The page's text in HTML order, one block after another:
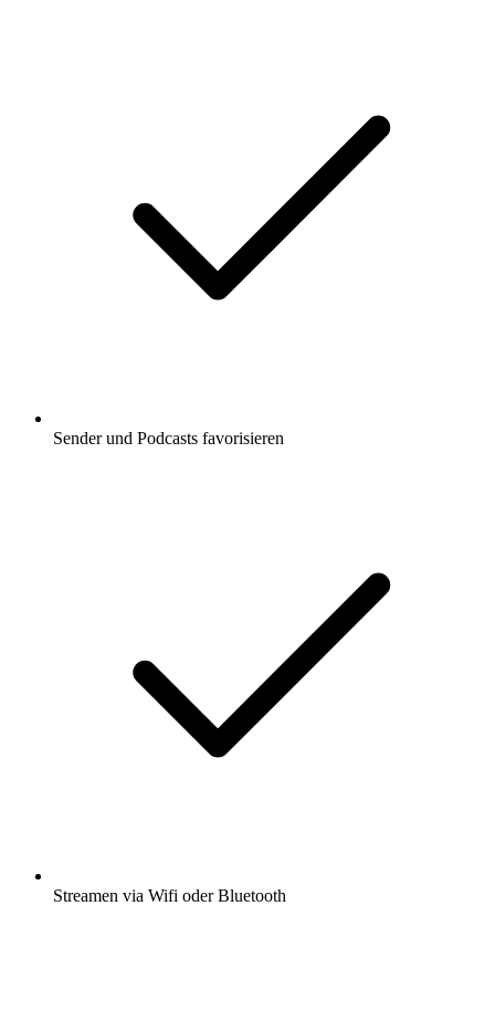
Sender und Podcasts favorisieren
Streamen via Wifi oder Bluetooth